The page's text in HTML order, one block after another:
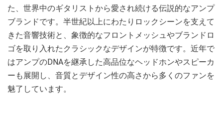
た、世界中のギタリストから愛され続ける伝説的なアンプ
ブランドです。半世紀以上にわたりロックシーンを支えて
きた音響技術と、象徴的なフロントメッシュやブランドロ
ゴを取り入れたクラシックなデザインが特徴です。近年で
はアンプのDNAを継承した高品位なヘッドホンやスピーカ
ーも展開し、音質とデザイン性の高さから多くのファンを
魅了しています。